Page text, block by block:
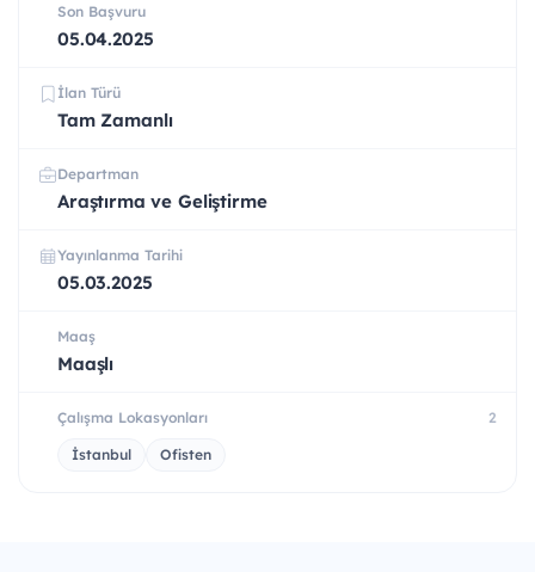
Son Başvuru
05.04.2025
İlan Türü
Tam Zamanlı
Departman
Araştırma ve Geliştirme
Yayınlanma Tarihi
05.03.2025
Maaş
Maaşlı
Çalışma Lokasyonları 2
İstanbul Ofisten